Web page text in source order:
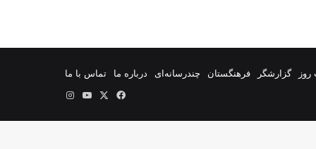
گزارشگر فرهنگستان چندرسانه‌ای درباره ما
تماس با ما
فیس
یوتیوب